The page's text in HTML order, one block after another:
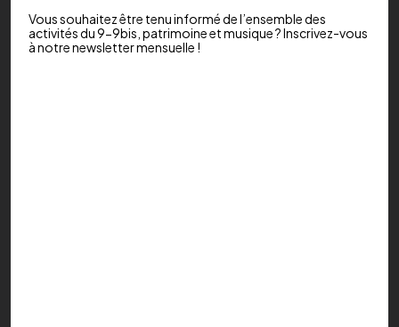
Vous souhaitez être tenu informé de l’ensemble des
activités du 9-9bis, patrimoine et musique ? Inscrivez-vous
à notre newsletter mensuelle !